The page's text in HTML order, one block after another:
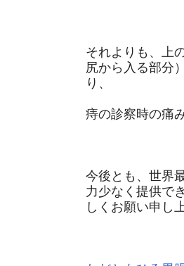
それよりも、上
尻から入る部分
り、
痔の診察時の痛
今後とも、世界
力少なく提供で
しくお願い申し